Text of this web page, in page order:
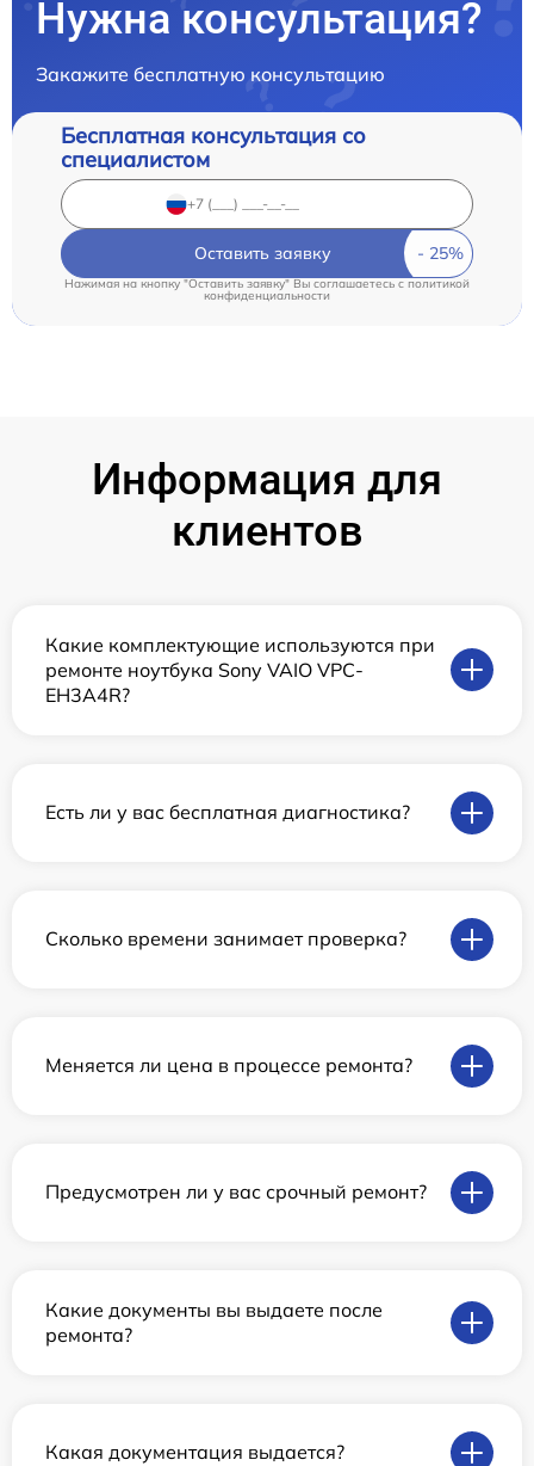
Нужна консультация?
Закажите бесплатную консультацию
Бесплатная консультация со
специалистом
Оставить заявку
Нажимая на кнопку "Оставить заявку" Вы соглашаетесь cполитикой
конфиденциальности
Информация для
клиентов
Какие комплектующие используются при
ремонте ноутбука Sony VAIO VPC-
EH3A4R?
Есть ли у вас бесплатная диагностика?
Сколько времени занимает проверка?
Меняется ли цена в процессе ремонта?
Предусмотрен ли у вас срочный ремонт?
Какие документы вы выдаете после
ремонта?
Какая документация выдается?